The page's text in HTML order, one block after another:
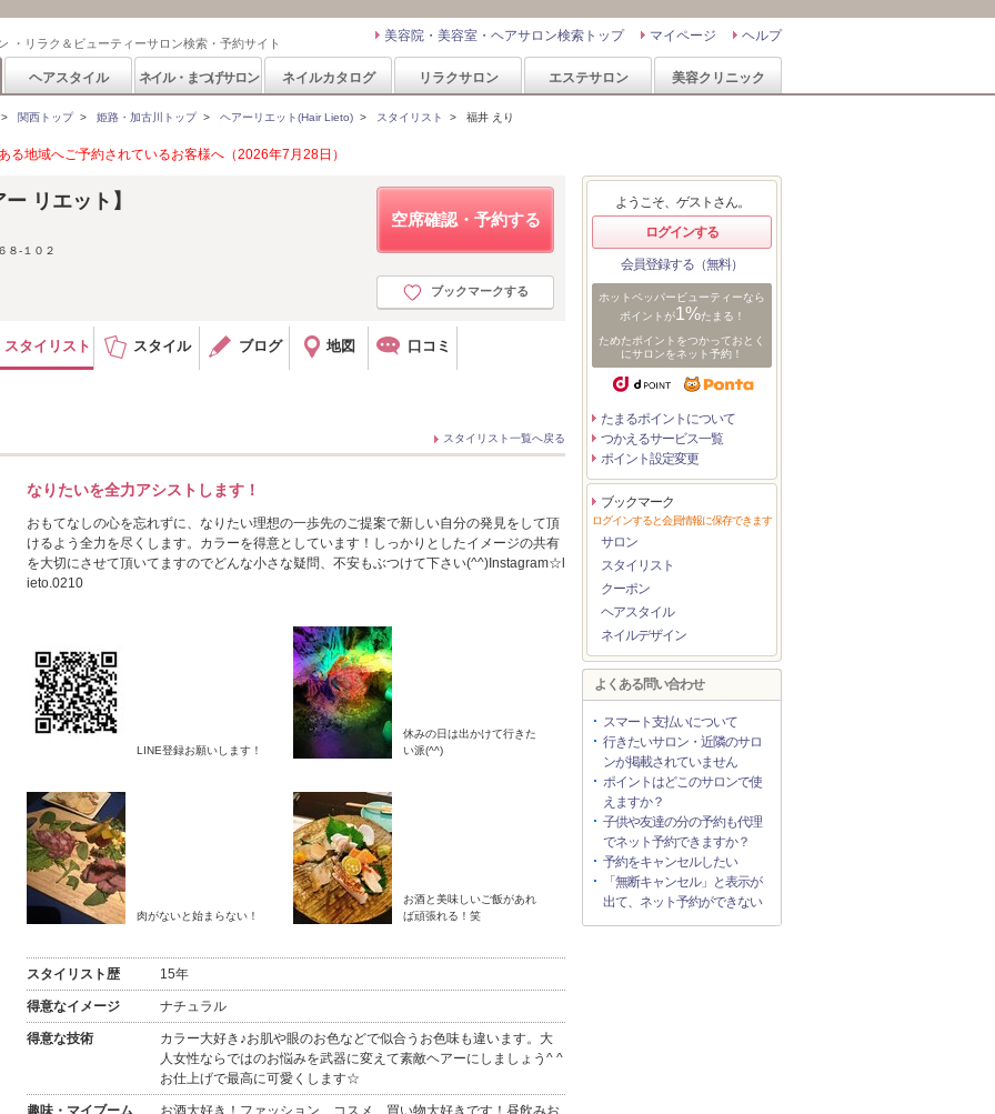
・リラク＆ビューティーサロン検索・予約サイト ヘルプ
マイページ
美容院・美容室・ヘアサロン検索トップ
ヘアスタイル ネイル・まつげサロン ネイルカタログ リラクサロン エステサロン 美容クリニック
関西トップ> 姫路・加古川トップ> ヘアーリエット(Hair Lieto) > スタイリスト > 福井 えり
る地域へご予約されているお客様へ（2026年7月28日）
空席確認・予約する
ブックマークする
リエット】
８-１０２
スタイリスト スタイル ブログ 地図 口コミ
スタイリスト一覧へ戻る
なりたいを全力アシストします！
おもてなしの心を忘れずに、なりたい理想の一歩先のご提案で新しい自分の発見をして頂
けるよう全力を尽くします。カラーを得意としています！しっかりとしたイメージの共有
を大切にさせて頂いてますのでどんな小さな疑問、不安もぶつけて下さい(^^)Instagram☆l
ieto.0210
LINE登録お願いします！
休みの日は出かけて行きた
い派(^^)
肉がないと始まらない！
お酒と美味しいご飯があれ
ば頑張れる！笑
スタイリスト歴 15年
得意なイメージ ナチュラル
得意な技術
カラー大好き♪お肌や眼のお色などで似合うお色味も違います。大
人女性ならではのお悩みを武器に変えて素敵ヘアーにしましょう^ ^
お仕上げで最高に可愛くします☆
趣味・マイブーム
お酒大好き！ファッション、コスメ、買い物大好きです！昼飲みお
ようこそ、ゲストさん。
ログインする
会員登録する（無料）
ホットペッパービューティーなら
ポイントが1%たまる！
ためたポイントをつかっておとく
にサロンをネット予約！
たまるポイントについて
つかえるサービス一覧
ポイント設定変更
ブックマーク
ログインすると会員情報に保存できます
サロン
スタイリスト
クーポン
ヘアスタイル
ネイルデザイン
よくある問い合わせ
スマート支払いについて
行きたいサロン・近隣のサロ
ンが掲載されていません
ポイントはどこのサロンで使
えますか？
子供や友達の分の予約も代理
でネット予約できますか？
予約をキャンセルしたい
「無断キャンセル」と表示が
出て、ネット予約ができない